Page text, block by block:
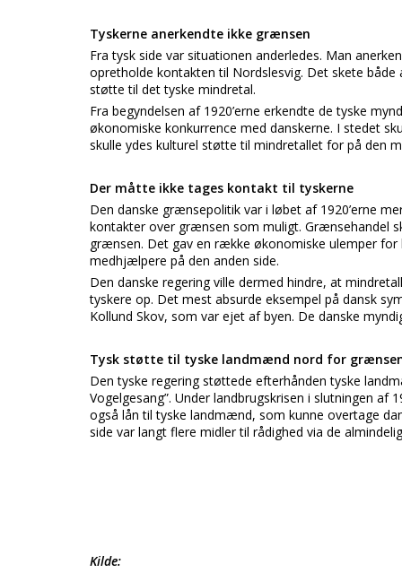
Tyskerne anerkendte ikke grænsen
Fra tysk side var situationen anderledes. Man
opretholde kontakten til Nordslesvig. Det skete
støtte til det tyske mindretal.
Fra begyndelsen af 1920’erne erkendte de tyske
økonomiske konkurrence med danskerne. I stedet
skulle ydes kulturel støtte til mindretallet for på den
Der måtte ikke tages kontakt til tyskerne
Den danske grænsepolitik var i løbet af 1920’erne
kontakter over grænsen som muligt. Grænsehandel
grænsen. Det gav en række økonomiske ulemper
medhjælpere på den anden side.
Den danske regering ville dermed hindre, at
tyskere op. Det mest absurde eksempel på dansk
Kollund Skov, som var ejet af byen. De danske
Tysk støtte til tyske landmænd nord for
Den tyske regering støttede efterhånden tyske
Vogelgesang”. Under landbrugskrisen i slutningen
også lån til tyske landmænd, som kunne overtage
side var langt flere midler til rådighed via de
Kilde: